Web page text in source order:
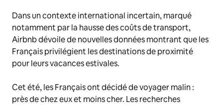
Dans un contexte international incertain, marqué
notamment par la hausse des coûts de transport,
Airbnb dévoile de nouvelles données montrant que les
Français privilégient les destinations de proximité
pour leurs vacances estivales.
Cet été, les Français ont décidé de voyager malin :
près de chez eux et moins cher. Les recherches